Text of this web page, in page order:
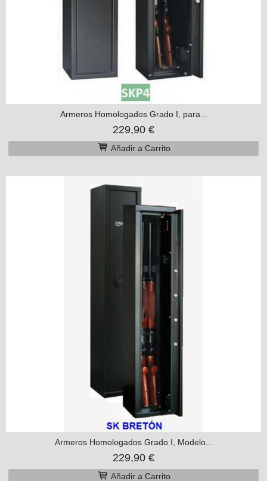
Armeros Homologados Grado I, para...
229,90 €
Añadir a Carrito
Armeros Homologados Grado I, Modelo...
229,90 €
Añadir a Carrito